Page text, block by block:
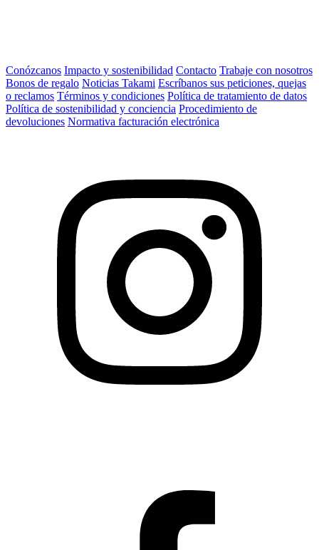
Conózcanos Impacto y sostenibilidad Contacto Trabaje con nosotros
Bonos de regalo Noticias Takami Escríbanos sus peticiones, quejas
o reclamos Términos y condiciones Política de tratamiento de datos
Política de sostenibilidad y conciencia Procedimiento de
devoluciones Normativa facturación electrónica